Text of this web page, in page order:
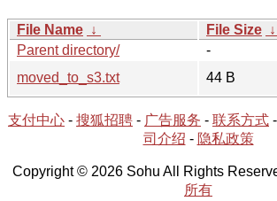
File Name ↓ File Size ↓
Parent directory/
-
moved_to_s3.txt
44 B
支付中心 - 搜狐招聘 - 广告服务 - 联系方式 -
司介绍 - 隐私政策
Copyright © 2026 Sohu All Rights
所有